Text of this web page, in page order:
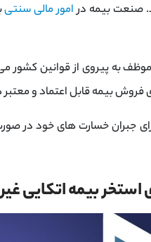
صنعت بیمه درامور مالی سنتی
موظف به پیروی از قوانین کشور
بیمه قابل اعتماد و
جبران خسارت های خود در
بیمه اتکایی